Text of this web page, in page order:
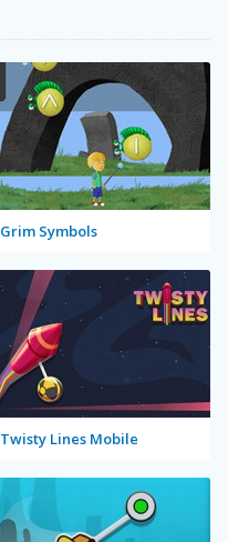
Grim Symbols
Twisty Lines Mobile